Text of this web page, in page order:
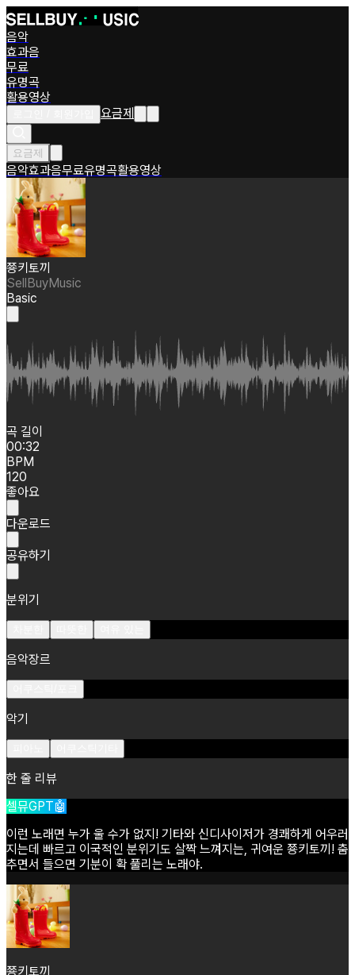
음악
효과음
무료
유명곡
활용영상
요금제
요금제
음악효과음무료유명곡활용영상
쭁키토끼
SellBuyMusic
Basic
곡 길이
00:32
BPM
120
좋아요
다운로드
공유하기
분위기
음악장르
악기
한 줄 리뷰
셀뮤GPT🤖
이런 노래면 누가 울 수가 없지! 기타와 신디사이저가 경쾌하게 어우러
지는데 빠르고 이국적인 분위기도 살짝 느껴지는, 귀여운 쭁키토끼! 춤
추면서 들으면 기분이 확 풀리는 노래야.
쭁키토끼